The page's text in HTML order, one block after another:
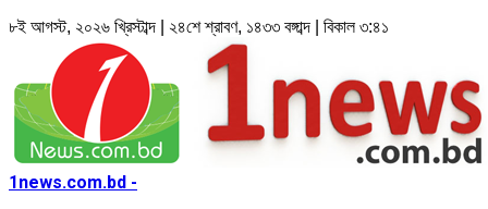
৮ই আগস্ট, ২০২৬ খ্রিস্টাব্দ | ২৪শে শ্রাবণ, ১৪৩৩ বঙ্গাব্দ | বিকাল ৩:৪১
1news.com.bd -